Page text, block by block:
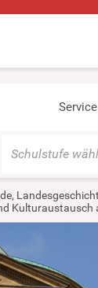
Schulstufe
Kulturaustausch